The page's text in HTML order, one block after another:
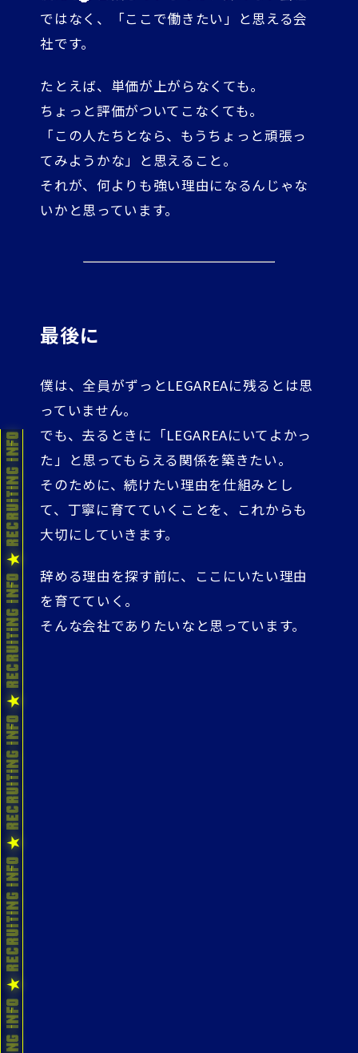
ではなく、「ここで働きたい」と思える会
社です。
たとえば、単価が上がらなくても。
ちょっと評価がついてこなくても。
「この人たちとなら、もうちょっと頑張っ
てみようかな」と思えること。
それが、何よりも強い理由になるんじゃな
いかと思っています。
最後に
僕は、全員がずっとLEGAREAに残るとは思
っていません。
でも、去るときに「LEGAREAにいてよかっ
た」と思ってもらえる関係を築きたい。
そのために、続けたい理由を仕組みとし
て、丁寧に育てていくことを、これからも
大切にしていきます。
辞める理由を探す前に、ここにいたい理由
を育てていく。
そんな会社でありたいなと思っています。